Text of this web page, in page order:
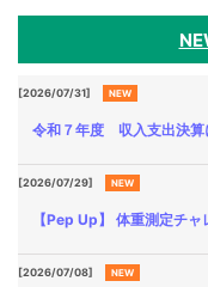
[2026/07/31] NEW
令和７年度 収入支出決算
[2026/07/29] NEW
【Pep Up】 体重測定チ
[2026/07/08] NEW